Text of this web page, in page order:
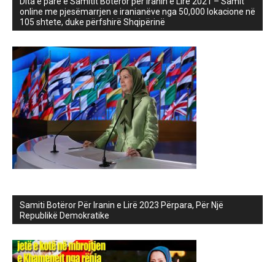
online me pjesëmarrjen e iranianëve nga 50,000 lokacione në
105 shtete, duke përfshirë Shqipërinë
Samiti Botëror Për Iranin e Lirë 2023 Përpara, Për Një
Republikë Demokratike